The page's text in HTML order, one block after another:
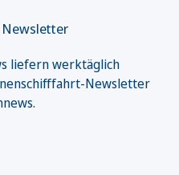
liefern werktäglich
Newsletter